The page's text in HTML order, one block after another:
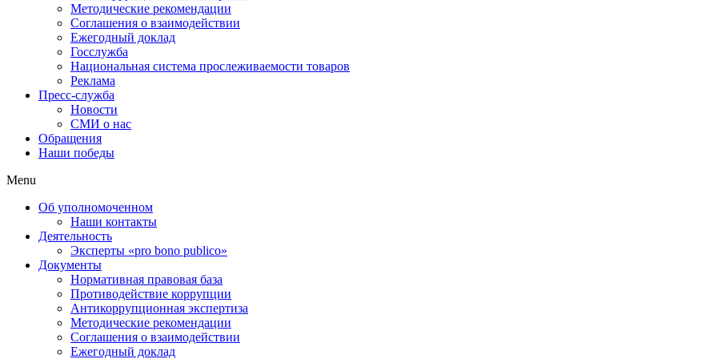
Методические рекомендации
Соглашения о взаимодействии
Ежегодный доклад
Госслужба
Национальная система прослеживаемости товаров
Реклама
Пресс-служба
Новости
СМИ о нас
Обращения
Наши победы
Menu
Об уполномоченном
Наши контакты
Деятельность
Эксперты «pro bono publico»
Документы
Нормативная правовая база
Противодействие коррупции
Антикоррупционная экспертиза
Методические рекомендации
Соглашения о взаимодействии
Ежегодный доклад